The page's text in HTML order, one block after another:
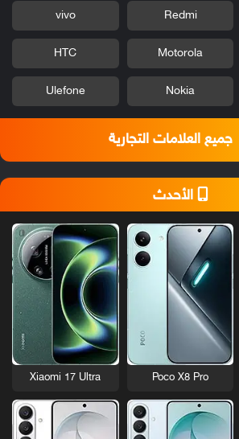
Redmi
vivo
Motorola
HTC
Nokia
Ulefone
جميع العلامات التجارية
الأحدث
Poco X8 Pro
Xiaomi 17 Ultra